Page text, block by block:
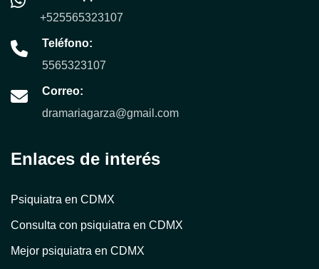
+525565323107
Teléfono:
5565323107
Correo:
dramariagarza@gmail.com
Enlaces de interés
Psiquiatra en CDMX
Consulta con psiquiatra en CDMX
Mejor psiquiatra en CDMX